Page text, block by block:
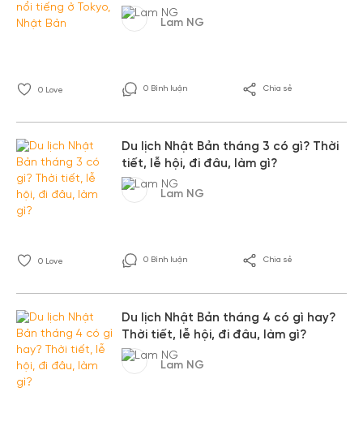
Lam NG
0 Love 0 Bình luận Chia sẻ
Du lịch Nhật Bản tháng 3 có gì? Thời
tiết, lễ hội, đi đâu, làm gì?
Lam NG
0 Love 0 Bình luận Chia sẻ
Du lịch Nhật Bản tháng 4 có gì hay?
Thời tiết, lễ hội, đi đâu, làm gì?
Lam NG